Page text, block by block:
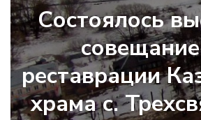
Состоялось
реставрации
храма с.